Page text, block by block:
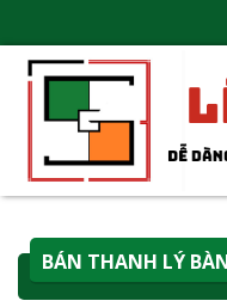
BÁN THANH LÝ